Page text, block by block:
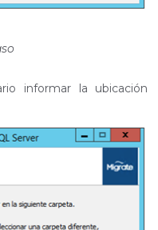
informar la ubicación